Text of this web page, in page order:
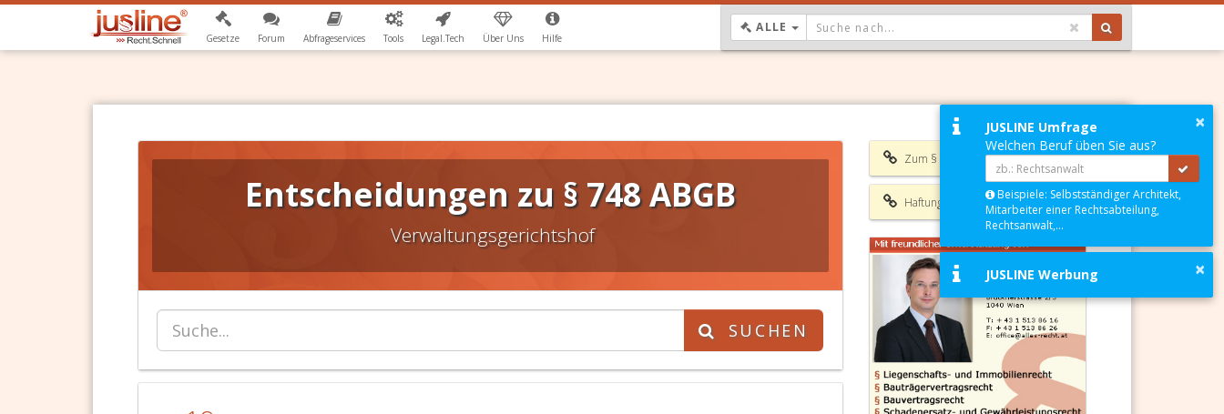
Gesetze Forum Abfrageservices Tools Legal.Tech Über Uns Hilfe
ALLE DROPDOWN: GEWÄHLTER WERT IST ALLE
Entscheidungen zu § 748 ABGB
Verwaltungsgerichtshof
SUCHEN
Zum § 748 ABGB
Haftungsausschluss
×
JUSLINE Umfrage
Welchen Beruf üben Sie aus?
Beispiele: Selbstständiger Architekt,
Mitarbeiter einer Rechtsabteilung,
Rechtsanwalt,...
×
JUSLINE Werbung